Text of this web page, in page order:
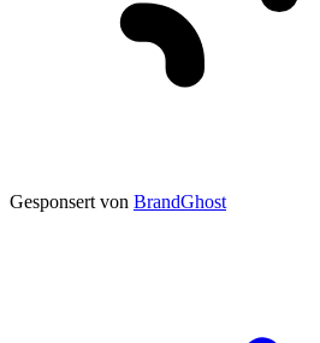
Gesponsert von BrandGhost